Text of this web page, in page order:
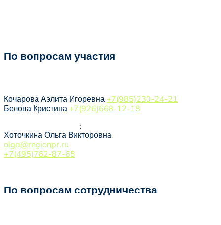
По вопросам участия
Кочарова Аэлита Игоревна +7(985)230-24-21
Белова Кристина +7(926)668-12-18
:
Хоточкина Ольга Викторовна
olga@regionpr.ru
+7(495)762-87-65
По вопросам сотрудничества